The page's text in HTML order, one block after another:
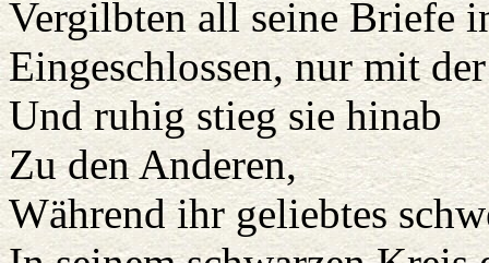
Vergilbten all seine Briefe
Eingeschlossen, nur mit
Und ruhig stieg sie hinab
Zu den Anderen,
Während ihr geliebtes